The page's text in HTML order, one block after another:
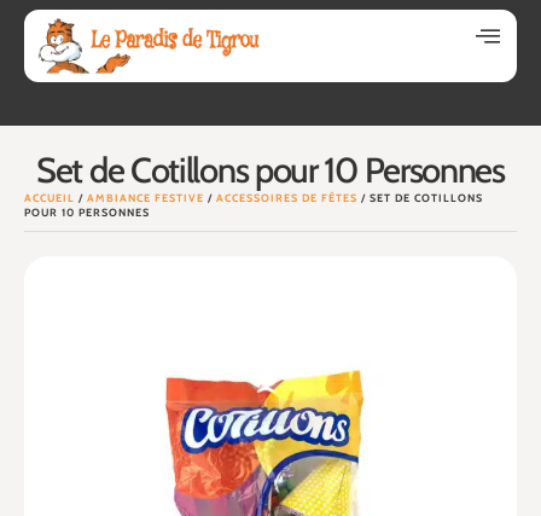
Set de Cotillons pour 10 Personnes
ACCUEIL / AMBIANCE FESTIVE / ACCESSOIRES DE FÊTES / SET DE COTILLONS
POUR 10 PERSONNES